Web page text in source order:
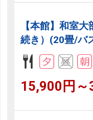
【本館】和室
続き）(20畳/バ
15,900円～